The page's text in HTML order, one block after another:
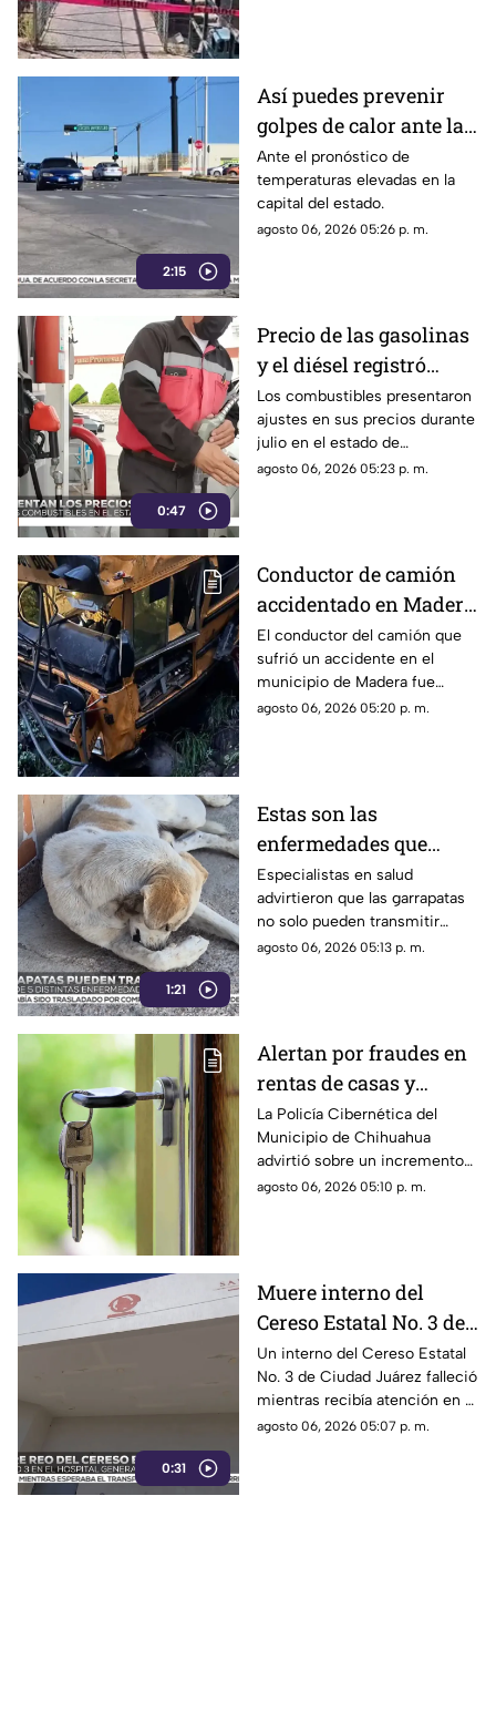
2:15
Así puedes prevenir
golpes de calor ante las
altas temperaturas en
Chihuahua
Ante el pronóstico de
temperaturas elevadas en la
capital del estado.
agosto 06, 2026 05:26 p. m.
0:47
Precio de las gasolinas
y el diésel registró
variaciones en
Chihuahua durante
julio | VIDEO
Los combustibles presentaron
ajustes en sus precios durante
julio en el estado de
Chihuahua.
agosto 06, 2026 05:23 p. m.
Conductor de camión
accidentado en Madera
obtiene libertad bajo
reservas; Fiscalía
continúa investigación
El conductor del camión que
sufrió un accidente en el
municipio de Madera fue
puesto en libertad bajo
agosto 06, 2026 05:20 p. m.
1:21
Estas son las
enfermedades que
pueden ser
transmitidas por
garrapatas; emiten
recomendaciones
Especialistas en salud
advirtieron que las garrapatas
no solo pueden transmitir
rickettsiosis.
agosto 06, 2026 05:13 p. m.
Alertan por fraudes en
rentas de casas y
departamentos en
Chihuahua; así operan
los estafadores
La Policía Cibernética del
Municipio de Chihuahua
advirtió sobre un incremento
en los fraudes relacionados
inicio del ciclo escolar.
agosto 06, 2026 05:10 p. m.
0:31
Muere interno del
Cereso Estatal No. 3 de
Ciudad Juárez | VIDEO
Un interno del Cereso Estatal
No. 3 de Ciudad Juárez falleció
mientras recibía atención en el
Hospital General.
agosto 06, 2026 05:07 p. m.